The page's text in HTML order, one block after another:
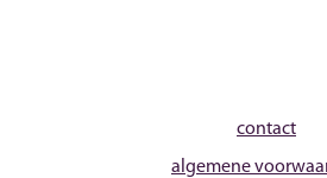
contact
algemene